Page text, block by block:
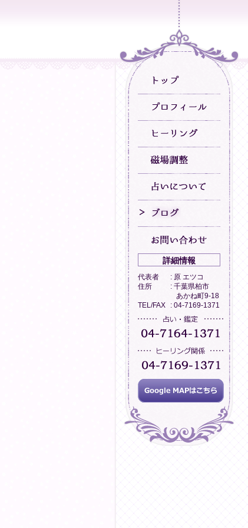
詳細情報
代表者
: 原 エツコ
住所
: 千葉県柏市
あかね町9-18
TEL/FAX
: 04-7169-1371